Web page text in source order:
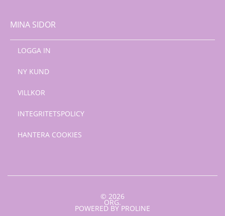
MINA SIDOR
LOGGA IN
NY KUND
VILLKOR
INTEGRITETSPOLICY
HANTERA COOKIES
© 2026
ORG.
POWERED BY PROLINE